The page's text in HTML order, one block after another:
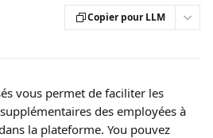
Copier pour LLM
vous permet de faciliter les
des employées à
la plateforme. You pouvez